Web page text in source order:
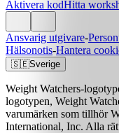
Aktivera kodHitta
Ansvarig utgivare-
Hälsonotis-Hantera
🇸🇪Sverige
Weight Watchers-
logotypen, Weight
varumärken som tillhör
International, Inc. Alla